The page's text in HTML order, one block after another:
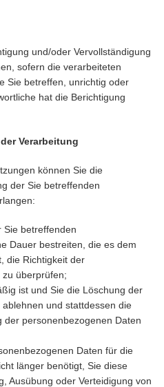
und/oder Vervollständigung
sofern die verarbeiteten
Sie betreffen, unrichtig oder
hat die Berichtigung
Verarbeitung
können Sie die
der Sie betreffenden
Sie betreffenden
Dauer bestreiten, die es dem
die Richtigkeit der
überprüfen;
ist und Sie die Löschung der
und stattdessen die
der personenbezogenen Daten
Daten für die
länger benötigt, Sie diese
Ausübung oder Verteidigung von